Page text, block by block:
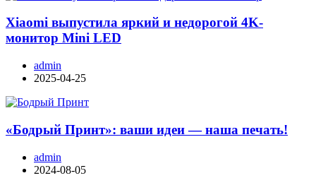
Xiaomi выпустила яркий и недорогой 4K-
монитор Mini LED
admin
2025-04-25
«Бодрый Принт»: ваши идеи — наша печать!
admin
2024-08-05